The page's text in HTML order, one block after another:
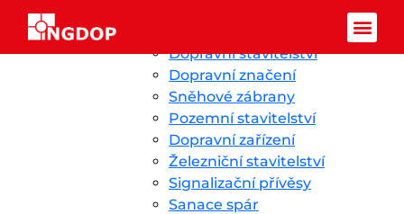
Přeskočit na obsah
Ingdop CZ
ÚvodNovinkyO nás
Dopravní stavitelství
Dopravní značení
Sněhové zábrany
Pozemní stavitelství
Dopravní zařízení
Železniční stavitelství
Signalizační přívěsy
Sanace spár
Reference